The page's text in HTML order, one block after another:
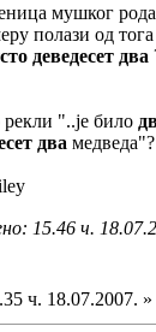
мушког
полази од
деведесет два
"..је било
два медведа"?
15.46 ч.
ч. 18.07.2007. »